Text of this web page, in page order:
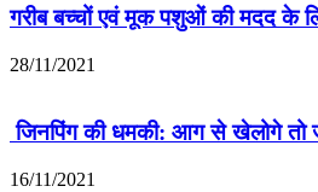
गरीब बच्चों एवं मूक पशुओं की मदद के
28/11/2021
जिनपिंग की धमकी: आग से खेलोगे तो
16/11/2021